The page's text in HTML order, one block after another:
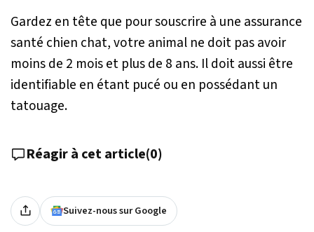
Gardez en tête que pour souscrire à une assurance
santé chien chat, votre animal ne doit pas avoir
moins de 2 mois et plus de 8 ans. Il doit aussi être
identifiable en étant pucé ou en possédant un
tatouage.
Réagir à cet article(0)
Suivez-nous sur Google